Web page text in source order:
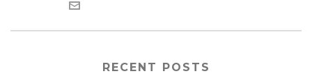
RECENT POSTS